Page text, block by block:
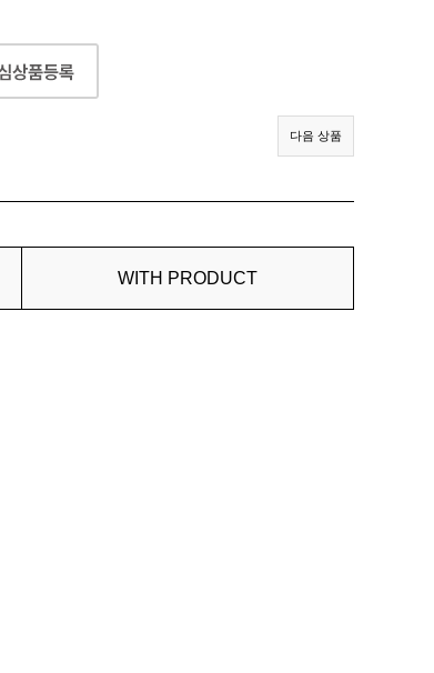
다음 상품
WITH PRODUCT